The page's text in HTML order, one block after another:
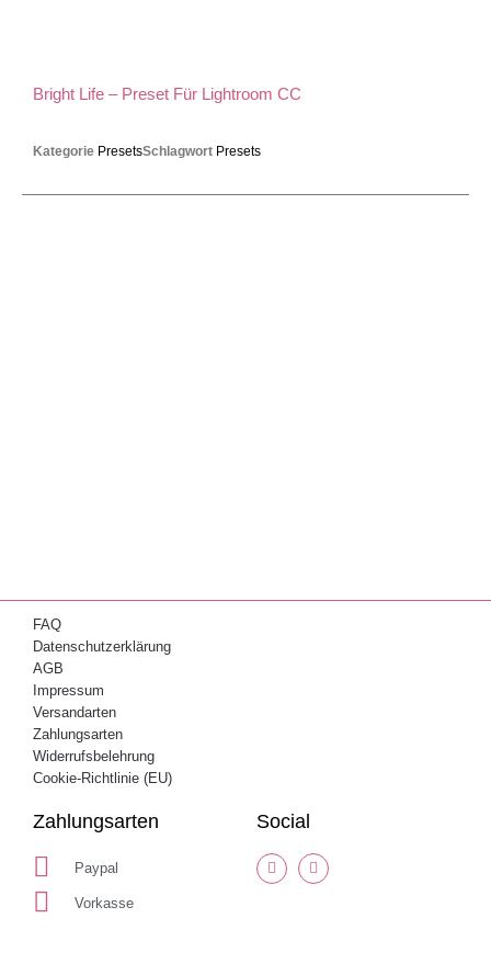
Bright Life – Preset Für Lightroom CC
Kategorie PresetsSchlagwort Presets
FAQ
Datenschutzerklärung
AGB
Impressum
Versandarten
Zahlungsarten
Widerrufsbelehrung
Cookie-Richtlinie (EU)
Zahlungsarten
Paypal
Vorkasse
Social